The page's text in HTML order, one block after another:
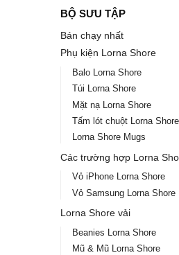
BỘ SƯU TẬP
Bán chạy nhất
Phụ kiện Lorna Shore
Balo Lorna Shore
Túi Lorna Shore
Mặt nạ Lorna Shore
Tấm lót chuột Lorna Shore
Lorna Shore Mugs
Các trường hợp Lorna
Vỏ iPhone Lorna Shore
Vỏ Samsung Lorna Shore
Lorna Shore vải
Beanies Lorna Shore
Mũ & Mũ Lorna Shore